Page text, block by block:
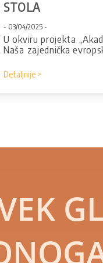
STOLA
- 03/04/2025 -
U okviru projekta
Naša zajednička
Detaljnije >